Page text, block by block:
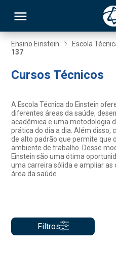
Ensino Einstein Escola
137
Cursos Técnicos
A Escola Técnica do Einstein
diferentes áreas da saúde,
acadêmica e uma metodologia
prática do dia a dia. Além disso,
de alto padrão que permite que
ambiente de trabalho. Desse
Einstein são uma ótima
uma carreira sólida e ampliar as
área da saúde.
Filtros